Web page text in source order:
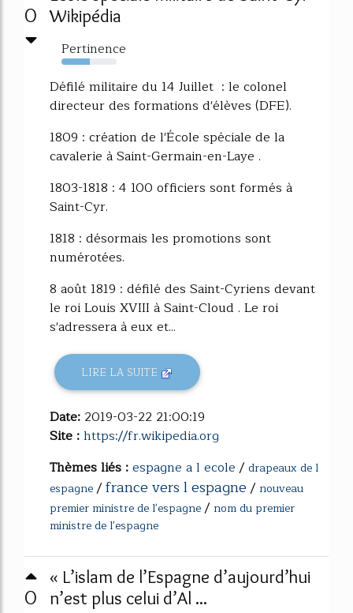
0
Wikipédia
Pertinence
51%
Défilé militaire du 14 Juillet : le colonel
directeur des formations d'élèves (DFE).
1809 : création de l'École spéciale de la
cavalerie à Saint-Germain-en-Laye .
1803-1818 : 4 100 officiers sont formés à
Saint-Cyr.
1818 : désormais les promotions sont
numérotées.
8 août 1819 : défilé des Saint-Cyriens devant
le roi Louis XVIII à Saint-Cloud . Le roi
s'adressera à eux et...
LIRE LA SUITE
Date: 2019-03-22 21:00:19
Site :https://fr.wikipedia.org
Thèmes liés :espagne a l ecole/ drapeaux de l
espagne/france vers l espagne/ nouveau
premier ministre de l'espagne/ nom du premier
ministre de l'espagne
0
« L’islam de l’Espagne d’aujourd’hui
n’est plus celui d’Al ...